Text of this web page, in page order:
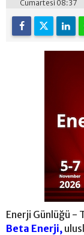
Cumartesi 08:37
Enerji Günlüğü
Beta Enerji,